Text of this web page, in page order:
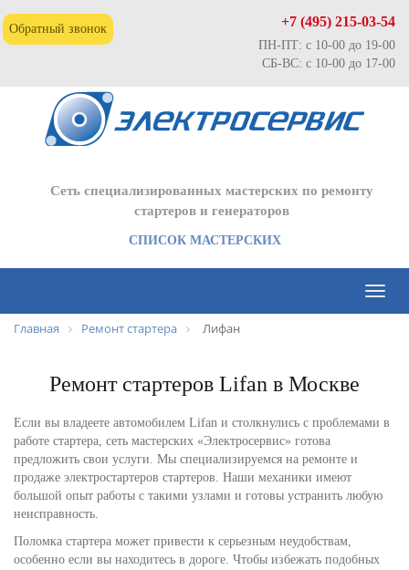
Обратный звонок +7 (495) 215-03-54
ПН-ПТ: с 10-00 до 19-00
СБ-ВС: с 10-00 до 17-00
Сеть специализированных мастерских по ремонту
стартеров и генераторов
СПИСОК МАСТЕРСКИХ
Toggle
Главная Ремонт стартера Лифан
Ремонт стартеров Lifan в Москве
Если вы владеете автомобилем Lifan и столкнулись с проблемами в
работе стартера, сеть мастерских «Электросервис» готова
предложить свои услуги. Мы специализируемся на ремонте и
продаже электростартеров стартеров. Наши механики имеют
большой опыт работы с такими узлами и готовы устранить любую
неисправность.
Поломка стартера может привести к серьезным неудобствам,
особенно если вы находитесь в дороге. Чтобы избежать подобных